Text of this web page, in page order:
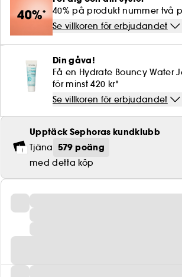
40% på produkt nummer två
Se villkoren för erbjudandet
Din gåva!
Få en Hydrate Bouncy Water
för minst 420 kr*
Se villkoren för erbjudandet
Upptäck Sephoras kundklubb
Tjäna 579 poäng
med detta köp